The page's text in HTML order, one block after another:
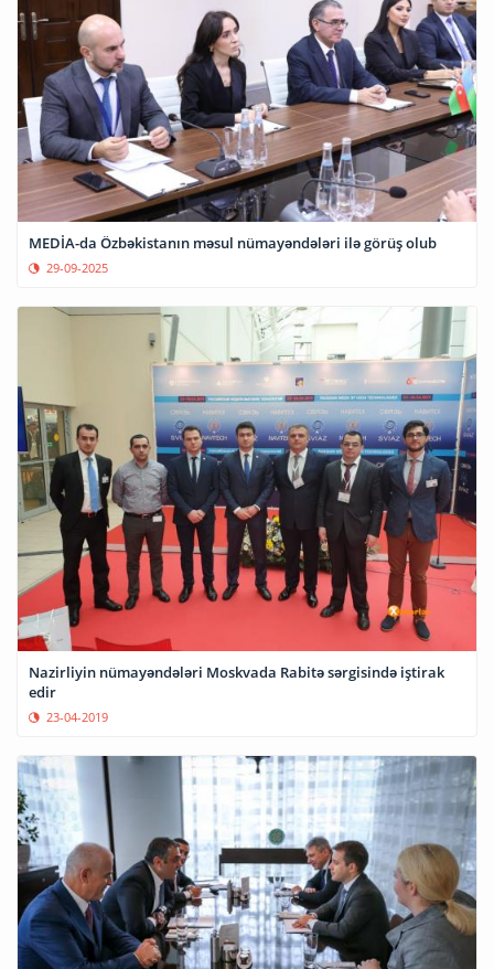
MEDİA-da Özbəkistanın məsul nümayəndələri ilə görüş olub
29-09-2025
Nazirliyin nümayəndələri Moskvada Rabitə sərgisində iştirak
edir
23-04-2019